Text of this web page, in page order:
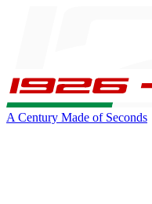
A Century Made of Seconds